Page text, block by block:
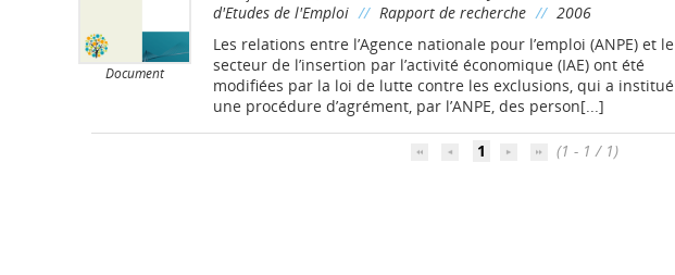
Document
d'Etudes de l'Emploi // Rapport de recherche // 2006
Les relations entre l’Agence nationale pour l’emploi (ANPE) et le
secteur de l’insertion par l’activité économique (IAE) ont été
modifiées par la loi de lutte contre les exclusions, qui a institué
une procédure d’agrément, par l’ANPE, des person[...]
1 (1 - 1 / 1)